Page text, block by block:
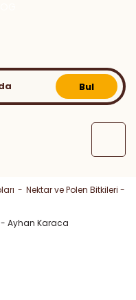
Bul
Nektar ve Polen Bitkileri -